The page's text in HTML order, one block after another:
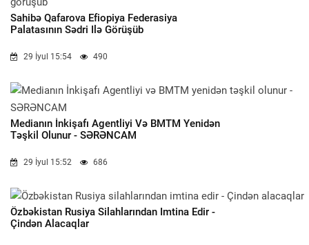
Sahibə Qafarova Efiopiya Federasiya
Palatasının Sədri Ilə Görüşüb
29 İyul 15:54 490
Medianın İnkişafı Agentliyi Və BMTM Yenidən
Təşkil Olunur - SƏRƏNCAM
29 İyul 15:52 686
Özbəkistan Rusiya Silahlarından Imtina Edir -
Çindən Alacaqlar